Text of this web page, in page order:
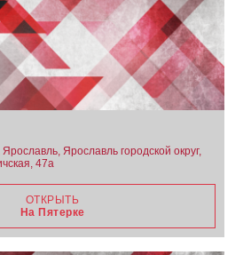
Ярославль городской округ,
47а
ОТКРЫТЬ
На Пятерке